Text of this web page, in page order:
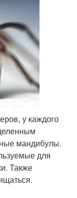
у каждого
мандибулы.
для
Также